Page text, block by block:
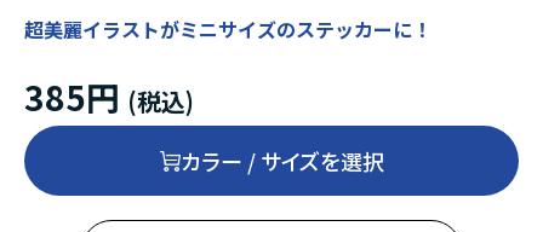
超美麗イラストがミニサイズのステッカーに！
385円
カラー / サイズを選択